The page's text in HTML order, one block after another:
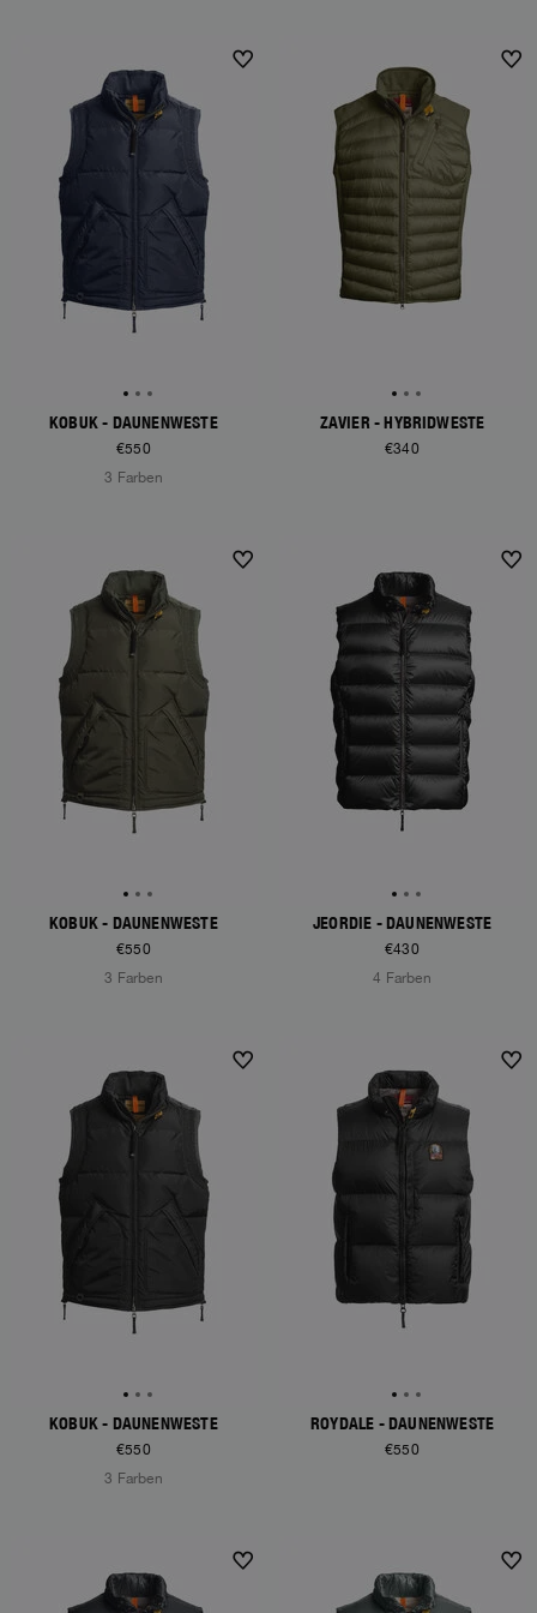
NEW ARRIVALS
KOBUK - DAUNENWESTE
€550
3 Farben
NEW ARRIVALS
ZAVIER - HYBRIDWESTE
€340
NEW ARRIVALS
KOBUK - DAUNENWESTE
€550
3 Farben
NEW ARRIVALS
JEORDIE - DAUNENWESTE
€430
4 Farben
NEW ARRIVALS
KOBUK - DAUNENWESTE
€550
3 Farben
NEW ARRIVALS
ROYDALE - DAUNENWESTE
€550
NEW ARRIVALS NEW ARRIVALS